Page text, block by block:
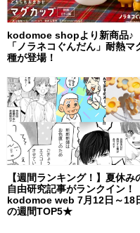
kodomoe shopより新商品♪
「ノラネコぐんだん」耐熱マ
種が登場！
【週間ランキング！】夏休み
自由研究記事がランクイン！
kodomoe web 7月12日～18
の週間TOP5★